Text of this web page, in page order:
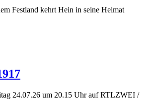
Festland kehrt Hein in seine Heimat
24.07.26 um 20.15 Uhr auf RTLZWEI /